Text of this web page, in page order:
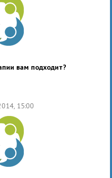
вам подходит?
15:00